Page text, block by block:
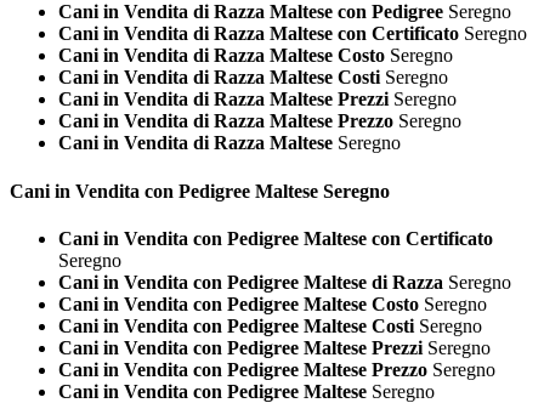
Cani in Vendita di Razza Maltese con Pedigree Seregno
Cani in Vendita di Razza Maltese con Certificato Seregno
Cani in Vendita di Razza Maltese Costo Seregno
Cani in Vendita di Razza Maltese CostiSeregno
Cani in Vendita di Razza Maltese PrezziSeregno
Cani in Vendita di Razza Maltese Prezzo Seregno
Cani in Vendita di Razza Maltese Seregno
Cani in Vendita con Pedigree Maltese Seregno
Cani in Vendita con Pedigree Maltese con Certificato
Seregno
Cani in Vendita con Pedigree Maltese di Razza Seregno
Cani in Vendita con Pedigree Maltese Costo Seregno
Cani in Vendita con Pedigree Maltese Costi Seregno
Cani in Vendita con Pedigree Maltese Prezzi Seregno
Cani in Vendita con Pedigree Maltese Prezzo Seregno
Cani in Vendita con Pedigree Maltese Seregno